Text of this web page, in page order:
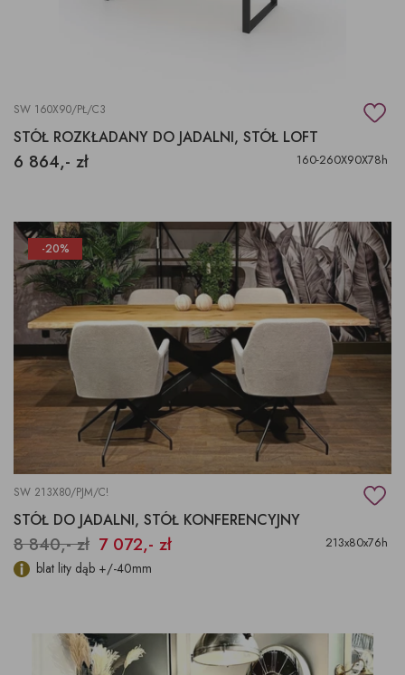
SW 160X90/PŁ/C3
STÓŁ ROZKŁADANY DO JADALNI, STÓŁ LOFT
6 864,- zł 160-260X90X78h
-20%
SW 213X80/PJM/C!
STÓŁ DO JADALNI, STÓŁ KONFERENCYJNY
8 840,- zł 7 072,- zł 213x80x76h
blat lity dąb +/-40mm